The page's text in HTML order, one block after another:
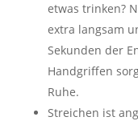
etwas trinken?
extra langsam
Sekunden der
Handgriffen
Ruhe.
Streichen ist